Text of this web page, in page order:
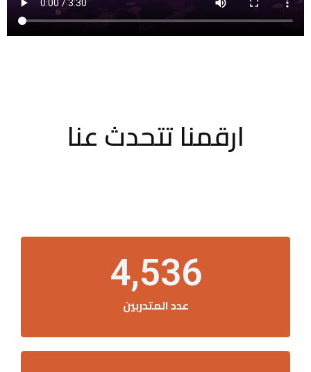
ارقمنا تتحدث عنا
عدد المتدربين
4,536